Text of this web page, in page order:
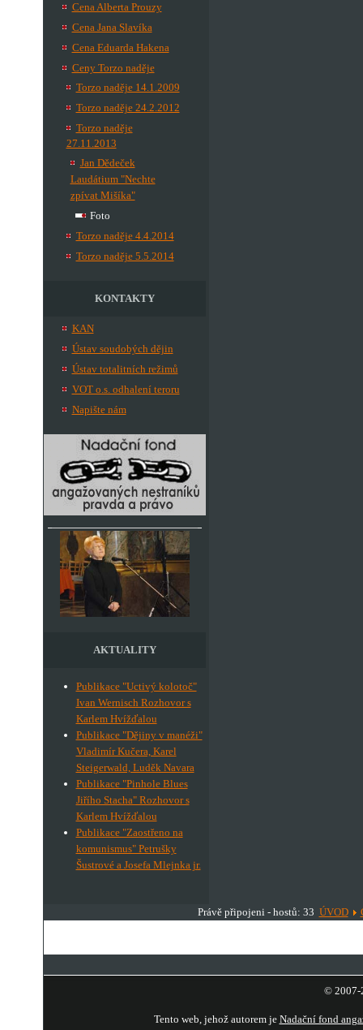
Cena Alberta Prouzy
Cena Jana Slavíka
Cena Eduarda Hakena
Ceny Torzo naděje
Torzo naděje 14.1.2009
Torzo naděje 24.2.2012
Torzo naděje
27.11.2013
Jan Dědeček
Laudátium "Nechte
zpívat Mišíka"
Foto
Torzo naděje 4.4.2014
Torzo naděje 5.5.2014
KONTAKTY
KAN
Ústav soudobých dějin
Ústav totalitních režimů
VOT o.s. odhalení teroru
Napište nám
AKTUALITY
Publikace "Uctivý kolotoč"
Ivan Wernisch Rozhovor s
Karlem Hvížďalou
Publikace "Dějiny v manéži"
Vladimír Kučera, Karel
Steigerwald, Luděk Navara
Publikace "Pinhole Blues
Jiřího Stacha" Rozhovor s
Karlem Hvížďalou
Publikace "Zaostřeno na
komunismus" Petrušky
Šustrové a Josefa Mlejnka jr.
Právě připojeni - hostů: 33 ÚVOD
© 2007-
Tento web, jehož autorem je Nadační fond